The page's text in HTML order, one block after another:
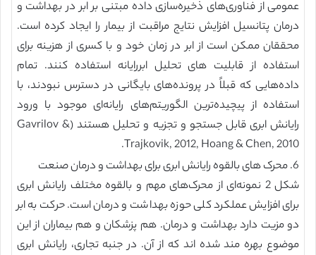
عمومی از فناوری‌های ذخیره‌سازی داده مبتنی بر ابر در بهداشت و
درمان پتانسیل افزایش نتایج مراقبت از بیمار را ایجاد کرده است.
محققان ممکن است از ابر در زمان خود و با کسری از هزینه برای
استفاده از قابلیت های تحلیل ابررایانه استفاده کنند. تمام
داده‌هایی که قبلاً در پرونده‌های بایگانی در دسترس نبودند، با
استفاده از پیچیده‌ترین الگوریتم‌های رایانه‌ای موجود با ورود
رایانش ابری قابل جستجو و تجزیه و تحلیل هستند (Gavrilov &
Trajkovik, 2012, Hoang & Chen, 2010.
6. محرک های بالقوه رایانش ابری برای بهداشت و درمان صنعت
شکل 2 نمونه‌ای از محرک‌های مهم و بالقوه مختلف رایانش ابری
برای افزایش عملکرد کلی حوزه بهداشت و درمان است. حرکت به ابر
دو مزیت دارد بهداشت و درمان. هم پزشکان و هم بیماران از این
موضوع بهره مند شده اند که از آن. در جنبه تجاری، رایانش ابری